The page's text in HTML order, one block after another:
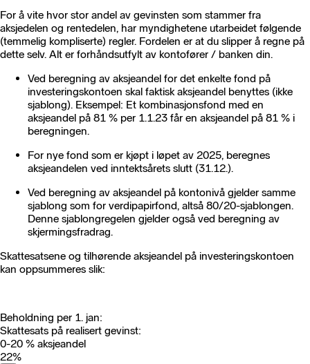
For å vite hvor stor andel av gevinsten som stammer fra
aksjedelen og rentedelen, har myndighetene utarbeidet følgende
(temmelig kompliserte) regler. Fordelen er at du slipper å regne på
dette selv. Alt er forhåndsutfylt av kontofører / banken din.
Ved beregning av aksjeandel for det enkelte fond på
investeringskontoen skal faktisk aksjeandel benyttes (ikke
sjablong). Eksempel: Et kombinasjonsfond med en
aksjeandel på 81 % per 1.1.23 får en aksjeandel på 81 % i
beregningen.
For nye fond som er kjøpt i løpet av 2025, beregnes
aksjeandelen ved inntektsårets slutt (31.12.).
Ved beregning av aksjeandel på kontonivå gjelder samme
sjablong som for verdipapirfond, altså 80/20-sjablongen.
Denne sjablongregelen gjelder også ved beregning av
skjermingsfradrag.
Skattesatsene og tilhørende aksjeandel på investeringskontoen
kan oppsummeres slik:
Beholdning per 1. jan:
Skattesats på realisert gevinst:
0-20 % aksjeandel
22%